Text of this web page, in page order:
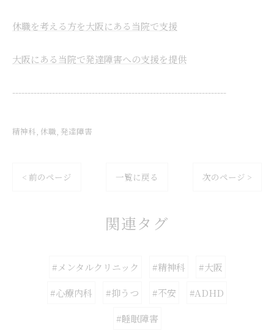
休職を考える方を大阪にある当院で支援
大阪にある当院で発達障害への支援を提供
----------------------------------------------------------------------
精神科 休職 発達障害
< 前のページ 一覧に戻る 次のページ >
関連タグ
#メンタルクリニック #精神科
#大阪
#心療内科
#抑うつ #不安
#ADHD
#睡眠障害